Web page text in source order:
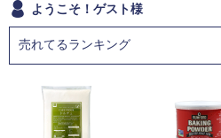
ようこそ！ゲスト様